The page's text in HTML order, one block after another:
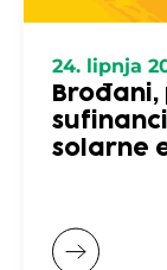
24. lipnja
solarne